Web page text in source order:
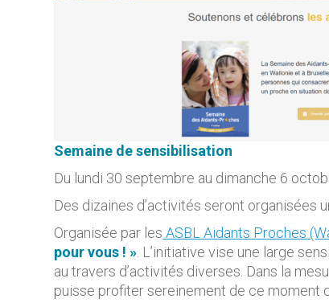
Semaine de sensibilisation
Du lundi 30 septembre au dimanche 6
Des dizaines d’activités seront organisées
Organisée par les ASBL Aidants Proches
pour vous ! » . L’initiative vise une large
au travers d’activités diverses. Dans la
puisse profiter sereinement de ce moment